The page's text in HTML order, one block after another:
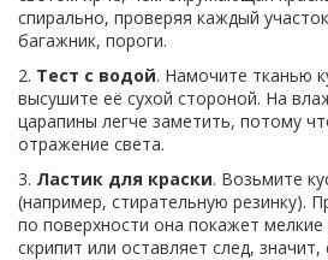
спирально, проверяя каждый
багажник, пороги.
2. Тест с водой. Намочите тканью
высушите её сухой стороной. На
царапины легче заметить, потому
отражение света.
3. Ластик для краски. Возьмите
(например, стирательную резинку).
по поверхности она покажет
скрипит или оставляет след, значит,